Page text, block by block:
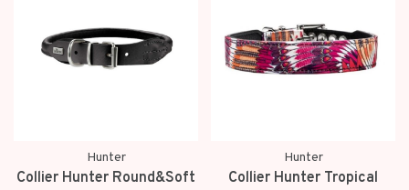
Hunter
Collier Hunter Round&Soft
Hunter
Collier Hunter Tropical